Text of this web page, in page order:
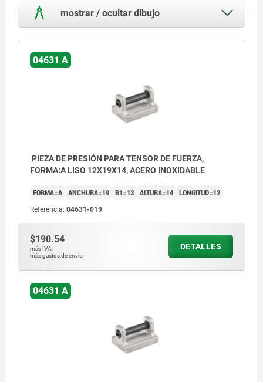
mostrar / ocultar dibujo
04631 A
PIEZA DE PRESIÓN PARA TENSOR DE FUERZA,
FORMA:A LISO 12X19X14, ACERO INOXIDABLE
FORMA=A ANCHURA=19 B1=13 ALTURA=14 LONGITUD=12
Referencia: 04631-019
$190.54
más IVA.
más gastos de envío
DETALLES
04631 A